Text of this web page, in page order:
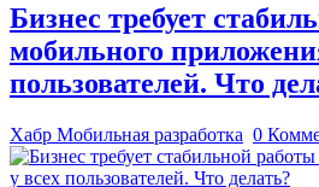
Бизнес требует
мобильного
пользователей. Что
Хабр Мобильная разработка 0